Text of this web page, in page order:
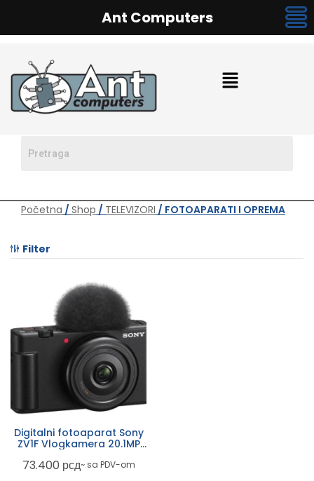
Početna / Shop / TELEVIZORI / FOTOAPARATI I OPREMA
Filter
Digitalni fotoaparat Sony
ZV1F Vlogkamera 20.1MP
73.400 рсд~ sa PDV-om
Ant Computers